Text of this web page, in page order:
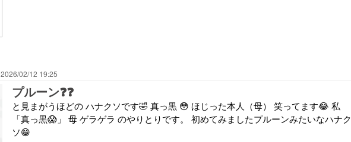
2026/02/12 19:25
プルーン❓❓
と見まがうほどの ハナクソです🤣 真っ黒 😳 ほじった本人（母） 笑ってます😂 私
「真っ黒😱」 母 ゲラゲラ のやりとりです。 初めてみましたプルーンみたいなハナク
ソ😁